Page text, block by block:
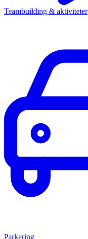
Teambuilding & aktiviteter
Parkering